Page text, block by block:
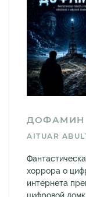
ДОФАМИН
AITUAR
хоррора о
интернета